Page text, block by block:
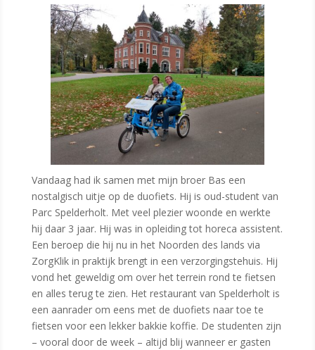
Vandaag had ik samen met mijn broer Bas een
nostalgisch uitje op de duofiets. Hij is oud-student van
Parc Spelderholt. Met veel plezier woonde en werkte
hij daar 3 jaar. Hij was in opleiding tot horeca assistent.
Een beroep die hij nu in het Noorden des lands via
ZorgKlik in praktijk brengt in een verzorgingstehuis. Hij
vond het geweldig om over het terrein rond te fietsen
en alles terug te zien. Het restaurant van Spelderholt is
een aanrader om eens met de duofiets naar toe te
fietsen voor een lekker bakkie koffie. De studenten zijn
– vooral door de week – altijd blij wanneer er gasten